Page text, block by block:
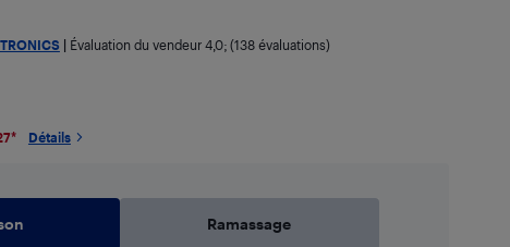
Évaluation du vendeur 4,0; (138 évaluations)
* Détails
Ramassage